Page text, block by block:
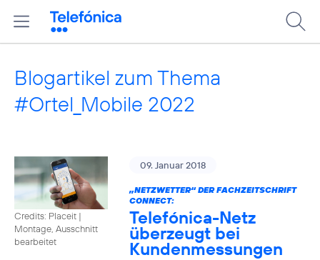
Blogartikel zum Thema
#Ortel_Mobile 2022
Credits: Placeit |
Montage, Ausschnitt
bearbeitet
09. Januar 2018
„NETZWETTER“ DER FACHZEITSCHRIFT
CONNECT:
Telefónica-Netz
überzeugt bei
Kundenmessungen